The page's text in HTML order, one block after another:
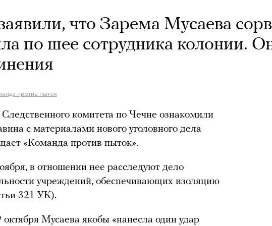
что Зарема Мусаева
по шее сотрудника колонии.
против пыток
комитета по Чечне ознакомили
с материалами нового уголовного дела
«Команда против пыток».
в отношении нее расследуют дело
учреждений, обеспечивающих изоляцию
321 УК).
Мусаева якобы «нанесла один удар